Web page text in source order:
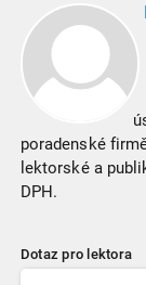
poradenské
lektorské a
DPH.
Dotaz pro lektora